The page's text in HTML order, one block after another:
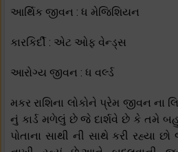
આર્થિક જીવન : ધ મેજિશિયન
કારકિર્દી : એટ ઓફ વેન્ડ્સ
આરોગ્ય જીવન : ધ વર્લ્ડ
મકર રાશિના લોકોને પ્રેમ જીવન ના
નું કાર્ડ મળેલું છે જે દાર્શવે છે કે તમે બહુ
પોતાના સાથી ની સાથે કરી રહ્યા